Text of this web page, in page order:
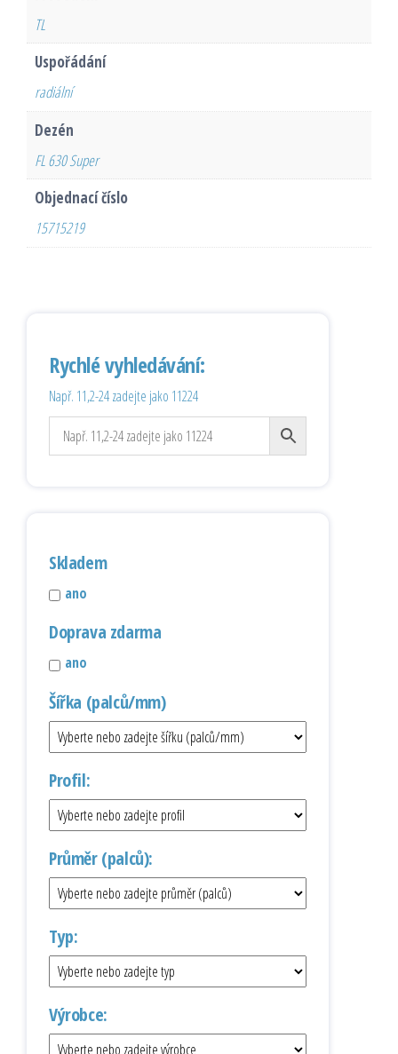
TL
Uspořádání
radiální
Dezén
FL 630 Super
Objednací číslo
15715219
Rychlé vyhledávání:
Např. 11,2-24 zadejte jako 11224
Skladem
ano
Doprava zdarma
ano
Šířka (palců/mm)
Profil:
Průměr (palců):
Typ:
Výrobce: